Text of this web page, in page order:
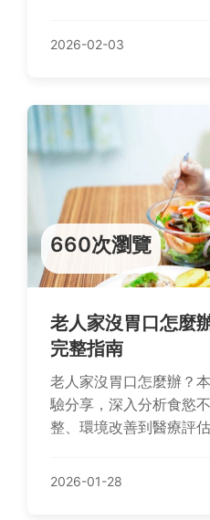
重。
2026-02-03
660次瀏覽
老人家沒胃口怎麼
完整指南
老人家沒胃口怎麼辦？
驗分享，深入分析食慾
整、環境改善到醫療評
長輩胃口問題。
2026-01-28